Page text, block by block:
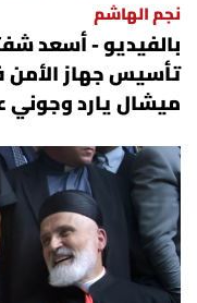
نجم الهاشم
تأسيس جهاز الأمن
ميشال يارد وجوني